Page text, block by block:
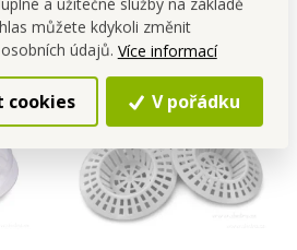
můžete kdykoli změnit
údajů. Více informací
cookies V pořádku